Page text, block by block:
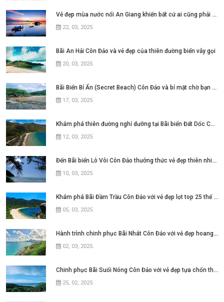
Vẻ đẹp mùa nước nổi An Giang khiến bất cứ ai cũng phải say lòng
22, 03, 2025.
Bãi An Hải Côn Đảo và vẻ đẹp của thiên đường biển vẫy gọi
20, 03, 2025.
Bãi Biển Bí Ẩn (Secret Beach) Côn Đảo và bí mật chờ bạn khám phá
17, 03, 2025.
Khám phá thiên đường nghỉ dưỡng tại Bãi biển Đất Dốc Côn Đảo
12, 03, 2025.
Đến Bãi biển Lò Vôi Côn Đảo thưởng thức vẻ đẹp thiên nhiên hùng vĩ
10, 03, 2025.
Khám phá Bãi Đầm Trầu Côn Đảo với vẻ đẹp lọt top 25 thế giới
05, 03, 2025.
Hành trình chinh phục Bãi Nhát Côn Đảo với vẻ đẹp hoang sơ và yên bình
02, 03, 2025.
Chinh phục Bãi Suối Nóng Côn Đảo với vẻ đẹp tựa chốn thiên đường
25, 02, 2025.